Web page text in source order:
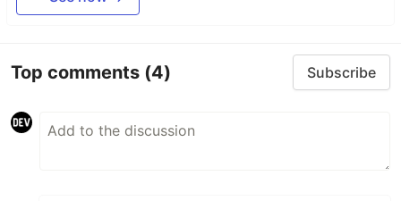
Top comments (4) Subscribe